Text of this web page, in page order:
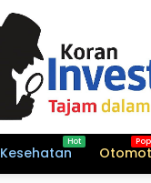
Kesehatan